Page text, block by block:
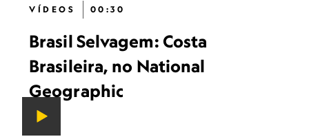
VÍDEOS 00:30
Brasil Selvagem: Costa
Brasileira, no National
Geographic